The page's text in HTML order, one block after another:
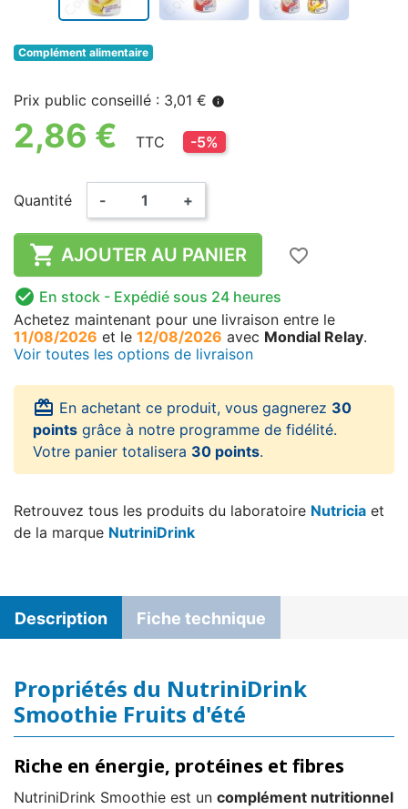
Complément alimentaire
Prix public conseillé : 3,01 € info
2,86 € TTC -5%
Quantité - +
 AJOUTER AU PANIER
favorite_border
 En stock - Expédié sous 24 heures
Achetez maintenant pour une livraison entre le
11/08/2026 et le 12/08/2026 avec Mondial Relay.
Voir toutes les options de livraison
card_giftcard En achetant ce produit, vous gagnerez 30
points grâce à notre programme de fidélité.
Votre panier totalisera 30 points.
Retrouvez tous les produits du laboratoire Nutricia et
de la marque NutriniDrink
Description Fiche technique
Propriétés du NutriniDrink
Smoothie Fruits d'été
Riche en énergie, protéines et fibres
NutriniDrink Smoothie est un complément nutritionnel